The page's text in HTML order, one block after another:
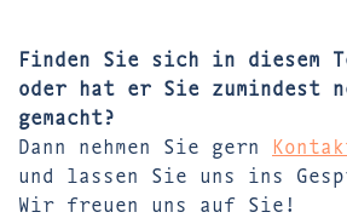
Finden Sie sich in diesem
oder hat er Sie zumindest
gemacht?
Dann nehmen Sie gern
und lassen Sie uns ins
Wir freuen uns auf Sie!